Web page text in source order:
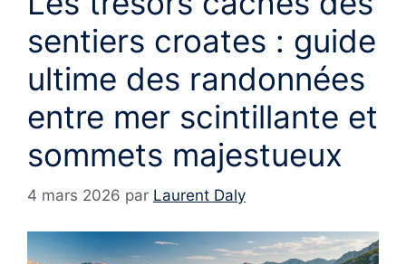
sentiers croates : guide
ultime des randonnées
entre mer scintillante et
sommets majestueux
4 mars 2026 par Laurent Daly